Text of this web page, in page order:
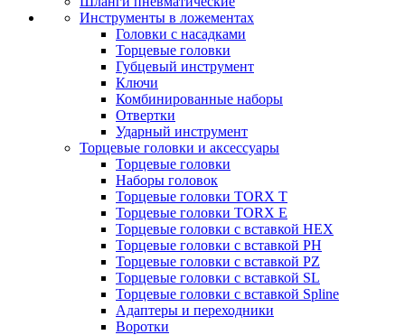
Инструменты в ложементах
Головки с насадками
Торцевые головки
Губцевый инструмент
Ключи
Комбинированные наборы
Отвертки
Ударный инструмент
Торцевые головки и аксессуары
Торцевые головки
Наборы головок
Торцевые головки TORX T
Торцевые головки TORX Е
Торцевые головки с вставкой HEX
Торцевые головки с вставкой PH
Торцевые головки с вставкой PZ
Торцевые головки с вставкой SL
Торцевые головки с вставкой Spline
Адаптеры и переходники
Воротки